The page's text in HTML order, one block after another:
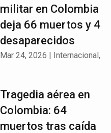
militar en Colombia
deja 66 muertos y 4
desaparecidos
Mar 24, 2026 | Internacional,
Tragedia aérea en
Colombia: 64
muertos tras caída